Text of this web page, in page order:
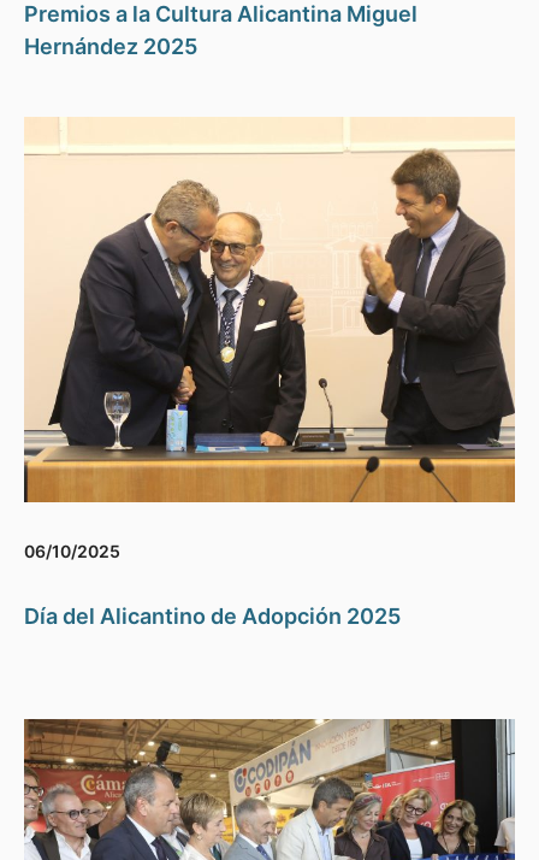
Premios a la Cultura Alicantina Miguel
Hernández 2025
06/10/2025
Día del Alicantino de Adopción 2025